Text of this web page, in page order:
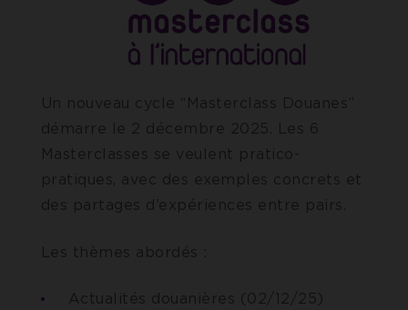
Un nouveau cycle “Masterclass Douanes”
démarre le 2 décembre 2025. Les 6
Masterclasses se veulent pratico-
pratiques, avec des exemples concrets et
des partages d’expériences entre pairs.
Les thèmes abordés :
Actualités douanières (02/12/25)